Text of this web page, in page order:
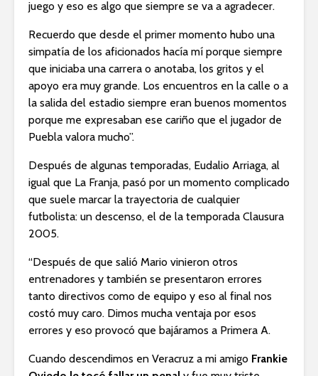
juego y eso es algo que siempre se va a agradecer.
Recuerdo que desde el primer momento hubo una
simpatía de los aficionados hacía mí porque siempre
que iniciaba una carrera o anotaba, los gritos y el
apoyo era muy grande. Los encuentros en la calle o a
la salida del estadio siempre eran buenos momentos
porque me expresaban ese cariño que el jugador de
Puebla valora mucho”.
Después de algunas temporadas, Eudalio Arriaga, al
igual que La Franja, pasó por un momento complicado
que suele marcar la trayectoria de cualquier
futbolista: un descenso, el de la temporada Clausura
2005.
“Después de que salió Mario vinieron otros
entrenadores y también se presentaron errores
tanto directivos como de equipo y eso al final nos
costó muy caro. Dimos mucha ventaja por esos
errores y eso provocó que bajáramos a Primera A.
Cuando descendimos en Veracruz a mi amigo Frankie